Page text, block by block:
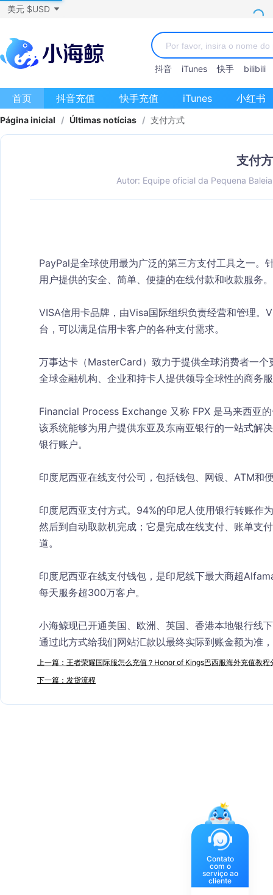
美元 $USD
抖音 iTunes 快手 bilibili
首页 抖音充值 快手充值 iTunes 小红书
Página inicial / Últimas notícias / 支付方式
支付
Autor: Equipe oficial da Pequena Baleia
PayPal是全球使用最为广泛的第三方支付工具之一。
用户提供的安全、简单、便捷的在线付款和收款服务。
VISA信用卡品牌，由Visa国际组织负责经营和管理。
台，可以满足信用卡客户的各种支付需求。
万事达卡（MasterCard）致力于提供全球消费者一
全球金融机构、企业和持卡人提供领导全球性的商务
Financial Process Exchange 又称 FPX 是马来西亚
该系统能够为用户提供东亚及东南亚银行的一站式解
银行账户。
印度尼西亚在线支付公司，包括钱包、网银、ATM和
印度尼西亚支付方式。94%的印尼人使用银行转账作
然后到自动取款机完成；它是完成在线支付、账单支
道。
印度尼西亚在线支付钱包，是印尼线下最大商超
每天服务超300万客户。
小海鲸现已开通美国、欧洲、英国、香港本地银行线
通过此方式给我们网站汇款以最终实际到账金额为准
上一篇：王者荣耀国际服怎么充值？Honor of Kings巴西服海外充值教程
下一篇：发货流程
Contato
com o
serviço ao
cliente